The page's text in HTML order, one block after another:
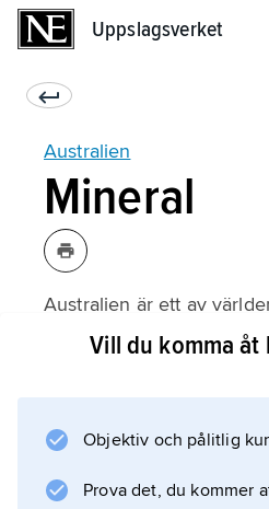
Uppslagsverket
Australien
Mineral
Australien är ett av
mineralrika länder.
Gruvindustri finns i
törst betydelse i Western
Vill du komma åt
Objektiv och pålitlig
Prova det, du kommer